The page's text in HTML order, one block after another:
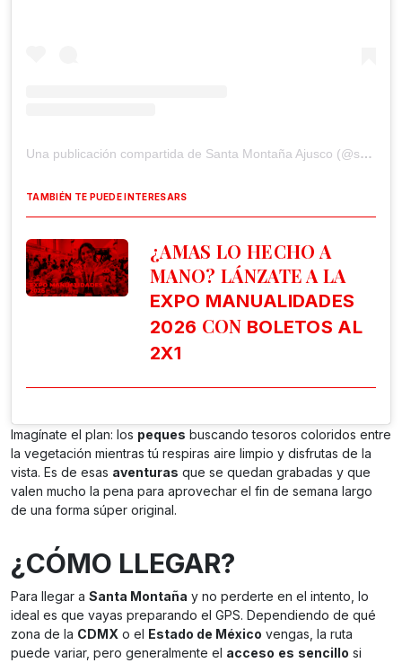
Una publicación compartida de Santa Montaña Ajusco (@santa_montana_ajusco)
TAMBIÉN TE PUEDE INTERESARS
¿AMAS LO HECHO A
MANO? LÁNZATE A LA
EXPO MANUALIDADES
2026 CON BOLETOS AL
2X1
Imagínate el plan: los peques buscando tesoros coloridos entre
la vegetación mientras tú respiras aire limpio y disfrutas de la
vista. Es de esas aventuras que se quedan grabadas y que
valen mucho la pena para aprovechar el fin de semana largo
de una forma súper original.
¿CÓMO LLEGAR?
Para llegar a Santa Montaña y no perderte en el intento, lo
ideal es que vayas preparando el GPS. Dependiendo de qué
zona de la CDMX o el Estado de México vengas, la ruta
puede variar, pero generalmente el acceso es sencillo si